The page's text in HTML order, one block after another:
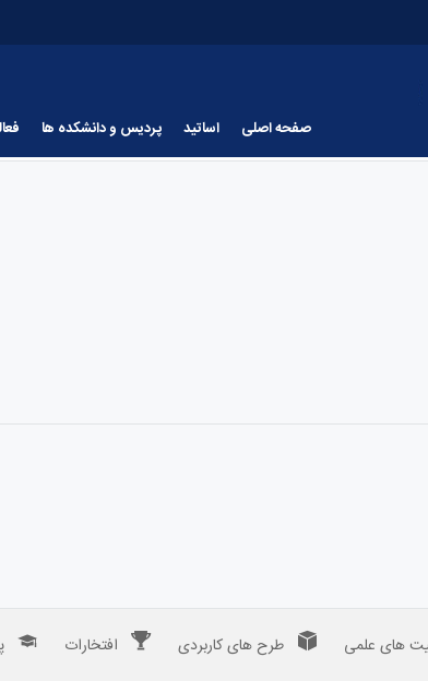
صفحه اصلی اساتید پردیس و دانشکده ها
های علمی طرح های کاربردی افتخارات